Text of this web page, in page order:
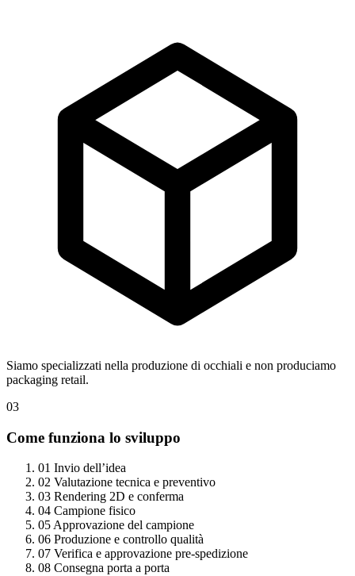
Siamo specializzati nella produzione di occhiali e non produciamo
packaging retail.
03
Come funziona lo sviluppo
01 Invio dell’idea
02 Valutazione tecnica e preventivo
03 Rendering 2D e conferma
04 Campione fisico
05 Approvazione del campione
06 Produzione e controllo qualità
07 Verifica e approvazione pre-spedizione
08 Consegna porta a porta